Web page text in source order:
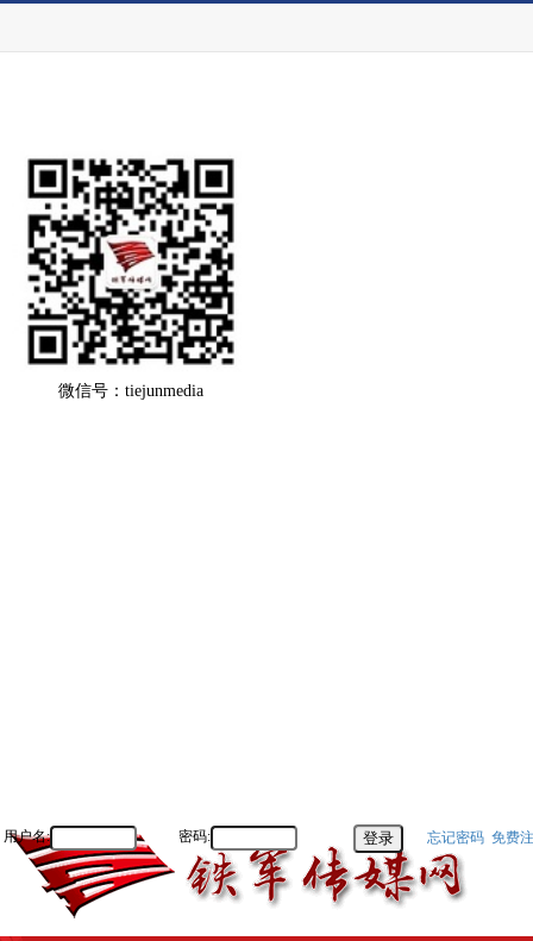
微信号：tiejunmedia
用户名: 密码: 忘记密码 免费